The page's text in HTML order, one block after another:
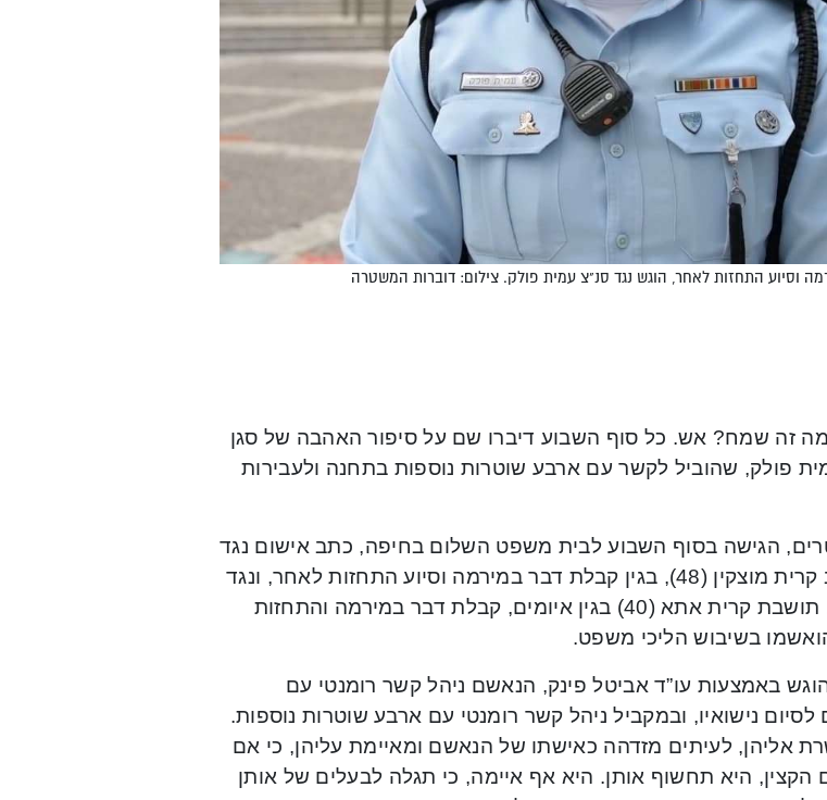
וסיוע התחזות לאחר, הוגש נגד סנ"צ עמית פולק. צילום: דוברות המשטרה
זה שמח? אש. כל סוף השבוע דיברו שם על סיפור האהבה של סגן
פולק, שהוביל לקשר עם ארבע שוטרות נוספות בתחנה ולעבירות
הגישה בסוף השבוע לבית משפט השלום בחיפה, כתב אישום נגד
סנ”צ עמית פולק, תושב קרית מוצקין (48), בגין קבלת דבר במירמה וסיוע התחזות לאחר, ונגד
לירון שלומית בוסקילה, תושבת קרית אתא (40) בגין איומים, קבלת דבר במירמה והתחזות
בשיבוש הליכי משפט.
באמצעות עו”ד אביטל פינק, הנאשם ניהל קשר רומנטי עם
נישואיו, ובמקביל ניהל קשר רומנטי עם ארבע שוטרות נוספות.
אליהן, לעיתים מזדהה כאישתו של הנאשם ומאיימת עליהן, כי אם
הקצין, היא תחשוף אותן. היא אף איימה, כי תגלה לבעלים של אותן